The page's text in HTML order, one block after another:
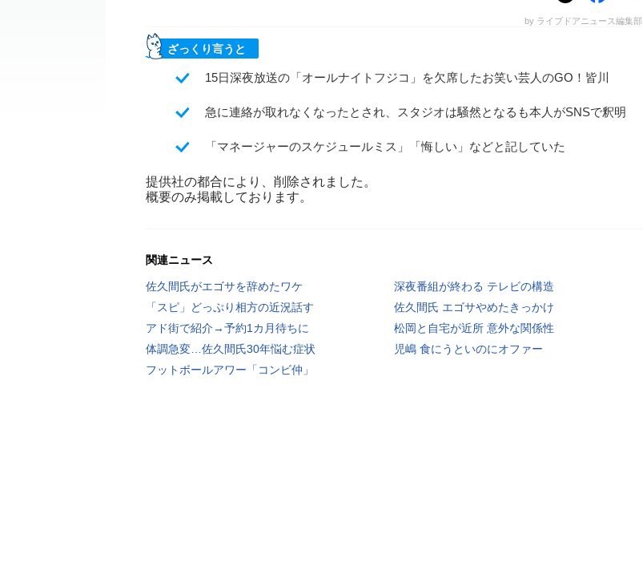
by ライブドアニュース編集部
ざっくり言うと
15日深夜放送の「オールナイトフジコ」を欠席したお笑い芸人のGO！皆川
急に連絡が取れなくなったとされ、スタジオは騒然となるも本人がSNSで釈明
「マネージャーのスケジュールミス」「悔しい」などと記していた
提供社の都合により、削除されました。
概要のみ掲載しております。
関連ニュース
佐久間氏がエゴサを辞めたワケ
深夜番組が終わる テレビの構造
「スピ」どっぷり相方の近況話す
佐久間氏 エゴサやめたきっかけ
アド街で紹介→予約1カ月待ちに
松岡と自宅が近所 意外な関係性
体調急変…佐久間氏30年悩む症状
児嶋 食にうといのにオファー
フットボールアワー「コンビ仲」